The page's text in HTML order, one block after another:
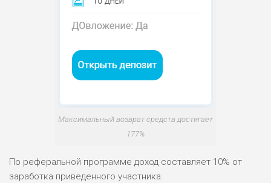
Максимальный возврат средств достигает
177%
По реферальной программе доход составляет 10% от
заработка приведенного участника.